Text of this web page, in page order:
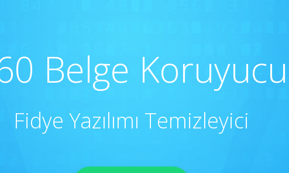
Belge Koruyucu
Fidye Yazılımı Temizleyici